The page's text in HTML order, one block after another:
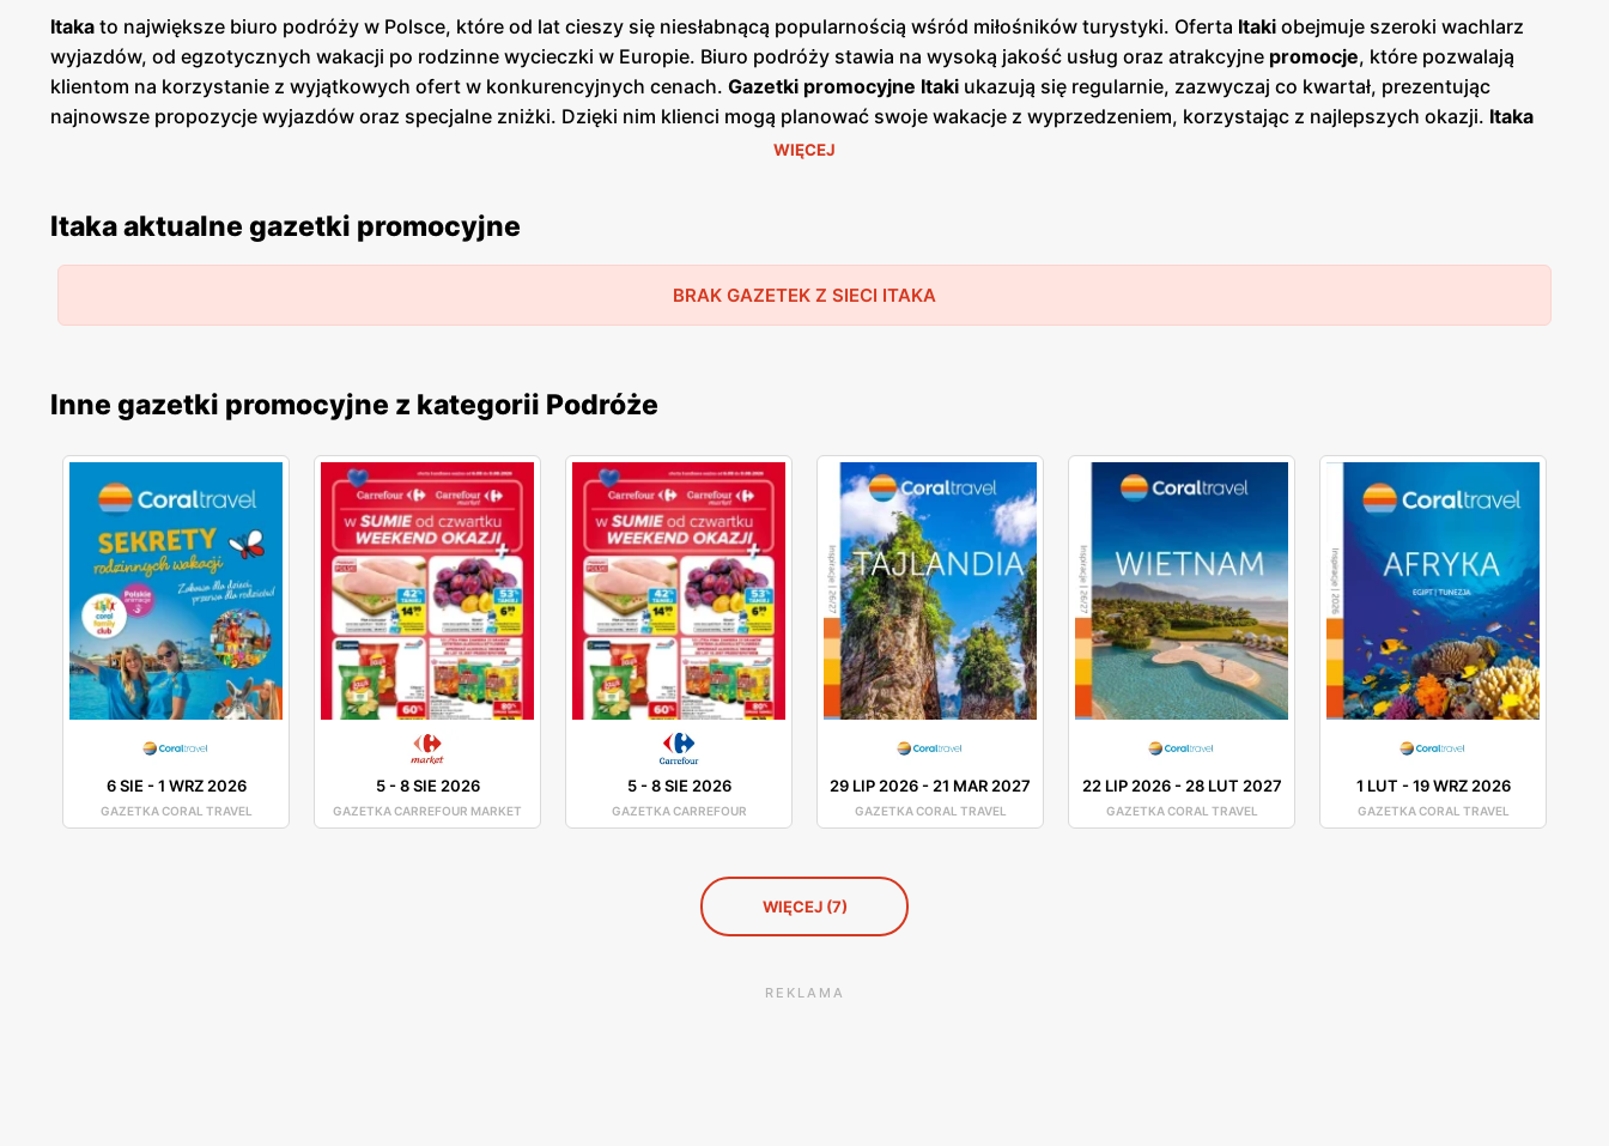
Itaka to największe biuro podróży w Polsce, które od lat cieszy się niesłabnącą popularnością wśród miłośników turystyki. Oferta Itaki obejmuje szeroki wachlarz
wyjazdów, od egzotycznych wakacji po rodzinne wycieczki w Europie. Biuro podróży stawia na wysoką jakość usług oraz atrakcyjne promocje, które pozwalają
klientom na korzystanie z wyjątkowych ofert w konkurencyjnych cenach. Gazetki promocyjne Itaki ukazują się regularnie, zazwyczaj co kwartał, prezentując
najnowsze propozycje wyjazdów oraz specjalne zniżki. Dzięki nim klienci mogą planować swoje wakacje z wyprzedzeniem, korzystając z najlepszych okazji. Itaka
oferuje również programy lojalnościowe oraz last minute, co dodatkowo zwiększa atrakcyjność jej oferty. Biuro podróży
współpracy z renomowanymi partnerami na całym świecie,
stale aktualizowana, aby odpowiadać na zmieniające się potrzeby klientów i dostarczać im najnowsze propozycje wypoczynku.Itakato synonim niezawodności i
jakości w branży turystycznej, który od lat zaspokaja marzenia o idealnych wakacjach. Dzięki regularnym
planować wyjazdy w atrakcyjnych cenach, ciesząc się jednocześnie wysokim standardem usług.
WIĘCEJ
Itaka aktualne gazetki promocyjne
BRAK GAZETEK Z SIECI ITAKA
Inne gazetki promocyjne z kategorii Podróże
6 SIE -1 WRZ 2026
GAZETKA CORAL TRAVEL
5-8 SIE 2026
GAZETKA CARREFOUR MARKET
5-8 SIE 2026
GAZETKA CARREFOUR
29 LIP 2026- 21 MAR 2027
GAZETKA CORAL TRAVEL
22 LIP 2026- 28 LUT 2027
GAZETKA CORAL TRAVEL
1 LUT -19 WRZ 2026
GAZETKA CORAL TRAVEL
WIĘCEJ (7)
REKLAMA